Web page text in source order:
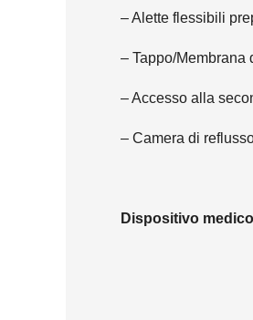
– Alette flessibili
– Tappo/Membrana
– Accesso alla
– Camera di
Dispositivo medico